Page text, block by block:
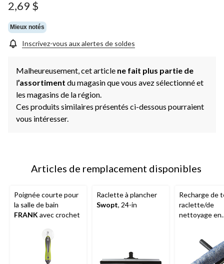
2,69 $
Mieux notés
Inscrivez-vous aux alertes de soldes
Malheureusement, cet article ne fait plus partie de
l’assortiment du magasin que vous avez sélectionné et
les magasins de la région.
Ces produits similaires présentés ci-dessous pourraient
vous intéresser.
Articles de remplacement disponibles
Poignée courte pour
la salle de bain
FRANK avec crochet
Raclette à plancher
Swopt, 24-in
Recharge de
raclette/de
nettoyage en